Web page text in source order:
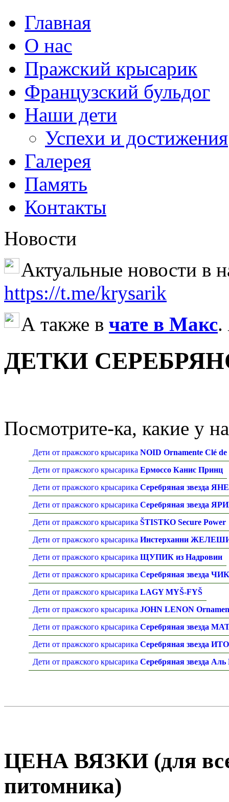
Главная
О нас
Пражский крысарик
Французский бульдог
Наши дети
Успехи и достижения
Галерея
Память
Контакты
Новости
Актуальные новости в
https://t.me/krysarik
А также в чате в Макс.
ДЕТКИ
Посмотрите-ка, какие у
Дети от пражского крысарикаNOID Ornamente Clé de
Дети от пражского крысарикаЕрмоссо Канис Принц
Дети от пражского крысарикаСеребряная звезда
Дети от пражского крысарикаСеребряная звезда
Дети от пражского крысарикаŠTISTKO Secure Power
Дети от пражского крысарикаИнстерханни
Дети от пражского крысарикаЩУПИК из Надровии
Дети от пражского крысарикаСеребряная звезда
Дети от пражского крысарикаLAGY MYŠ-FYŠ
Дети от пражского крысарикаJOHN LENON
Дети от пражского крысарикаСеребряная звезда
Дети от пражского крысарикаСеребряная звезда
Дети от пражского крысарикаСеребряная звезда Аль
ЦЕНА ВЯЗКИ (для
питомника)